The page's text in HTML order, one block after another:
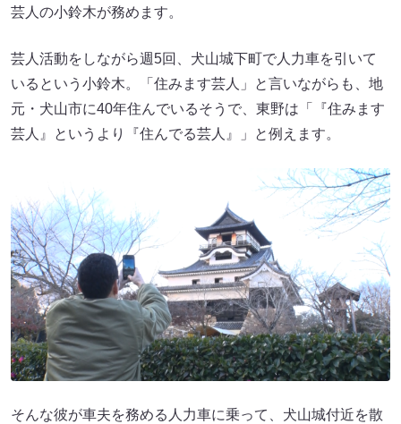
芸人の小鈴木が務めます。
芸人活動をしながら週5回、犬山城下町で人力車を引いて
いるという小鈴木。「住みます芸人」と言いながらも、地
元・犬山市に40年住んでいるそうで、東野は「『住みます
芸人』というより『住んでる芸人』」と例えます。
そんな彼が車夫を務める人力車に乗って、犬山城付近を散